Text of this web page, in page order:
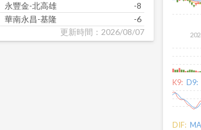
永豐金-北高雄
-8
華南永昌-基隆
-6
更新時間：2026/08/07
K9: D9:
DIF: